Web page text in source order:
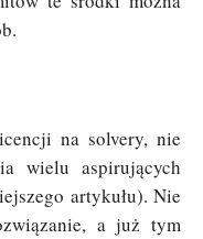
na solvery, nie
wielu aspirujących
artykułu). Nie
a już tym